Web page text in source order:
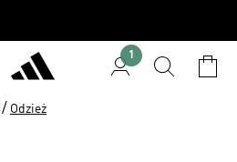
1
/ Odzież